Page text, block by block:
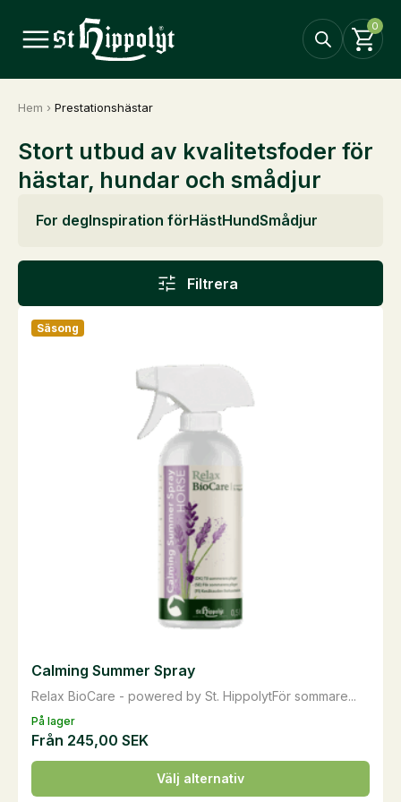
0
Hem › Prestationshästar
Stort utbud av kvalitetsfoder för
hästar, hundar och smådjur
For degInspiration förHästHundSmådjur
Filtrera
På lager
Säsong
Relax BioCare - powered by St. HippolytFör sommare...
Calming Summer Spray
Från 245,00 SEK
Välj alternativ
Den
här